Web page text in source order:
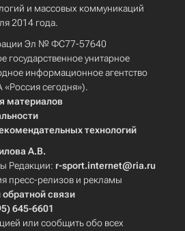
и массовых коммуникаций
2014 года.
Эл № ФС77-57640
государственное унитарное
информационное агентство
сегодня»).
материалов
технологий
А.В.
Редакции: r-sport.internet@ria.ru
пресс-релизов и рекламы
связи
645-6601
или сообщить обо всех